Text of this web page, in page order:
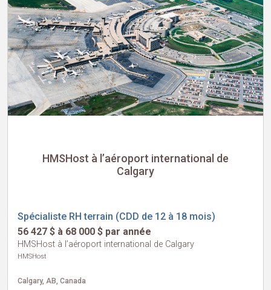
HMSHost à l’aéroport international de
Calgary
Spécialiste RH terrain (CDD de 12 à 18 mois)
56 427 $ à 68 000 $ par année
HMSHost à l’aéroport international de Calgary
HMSHost
Calgary, AB, Canada